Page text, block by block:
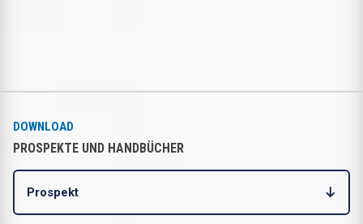
DOWNLOAD
PROSPEKTE UND HANDBÜCHER
Prospekt